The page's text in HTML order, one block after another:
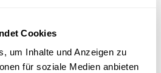
Cookies
um Inhalte und Anzeigen zu
für soziale Medien anbieten
questions?
+41 52 551 23 10
or email to